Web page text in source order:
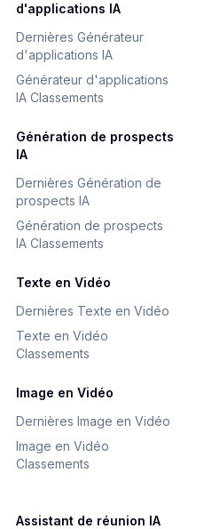
d'applications IA
Dernières Générateur
d'applications IA
Générateur d'applications
IA Classements
Génération de prospects
IA
Dernières Génération de
prospects IA
Génération de prospects
IA Classements
Texte en Vidéo
Dernières Texte en Vidéo
Texte en Vidéo
Classements
Image en Vidéo
Dernières Image en Vidéo
Image en Vidéo
Classements
Assistant de réunion IA